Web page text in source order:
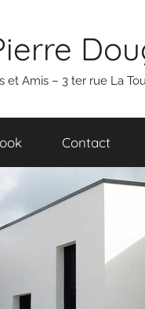
et Amis – 3 ter rue La
Contact